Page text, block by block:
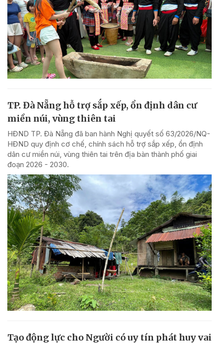
TP. Đà Nẵng hỗ trợ sắp xếp, ổn định dân cư
miền núi, vùng thiên tai
HĐND TP. Đà Nẵng đã ban hành Nghị quyết số 63/2026/NQ-
HĐND quy định cơ chế, chính sách hỗ trợ sắp xếp, ổn định
dân cư miền núi, vùng thiên tai trên địa bàn thành phố giai
đoạn 2026 - 2030.
Tạo động lực cho Người có uy tín phát huy vai